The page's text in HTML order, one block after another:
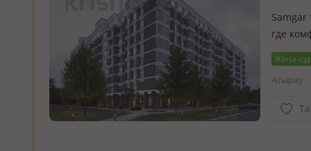
Samgar
где
Жаңа
Атырау